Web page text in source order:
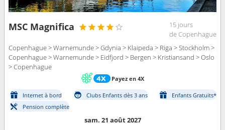
MSC Magnifica
15 jours
de Copenhague
Copenhague > Warnemunde > Gdynia > Klaipeda > Riga > Stockholm >
Copenhague > Warnemunde > Eidfjord > Bergen > Kristiansand > Oslo
> Copenhague
Payez en 4X
Internet à bord Clubs Enfants dès 3 ans
Enfants Gratuits*
Pension complète
sam. 21 août 2027